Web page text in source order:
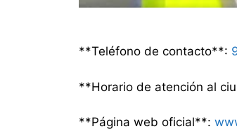
**Teléfono de contacto**:
**Horario de atención al
**Página web oficial**: